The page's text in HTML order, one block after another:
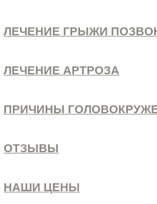
ЛЕЧЕНИЕ ГРЫЖИ
ЛЕЧЕНИЕ АРТРОЗА
ПРИЧИНЫ
ОТЗЫВЫ
НАШИ ЦЕНЫ